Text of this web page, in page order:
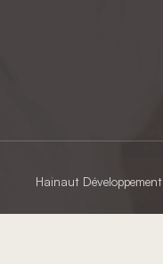
Hainaut Développement